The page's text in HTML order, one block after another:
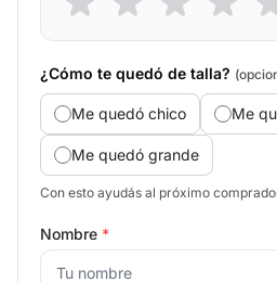
¿Cómo te quedó de talla?
Me quedó chico Me
Me quedó grande
Con esto ayudás al próximo
Nombre *